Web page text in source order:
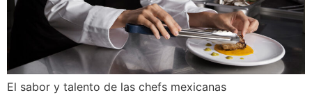
El sabor y talento de las chefs mexicanas